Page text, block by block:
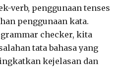
verb, penggunaan tenses
penggunaan kata.
checker, kita
tata bahasa yang
kejelasan dan